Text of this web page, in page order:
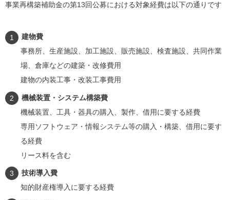
事業再構築補助金の第13回公募における対象経費は以下の通りです
建物費
事務所、生産施設、加工施設、販売施設、検査施設、共同作業
場、倉庫などの建築・改修費用
建物の内装工事・改装工事費用
機械装置・システム構築費
機械装置、工具・器具の購入、製作、借用に要する経費
専用ソフトウェア・情報システム等の購入・構築、借用に要す
る経費
リース料を含む
技術導入費
知的財産権導入に要する経費